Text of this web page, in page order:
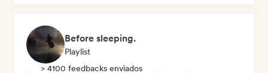
Before sleeping.
Playlist
> 4100 feedbacks enviados